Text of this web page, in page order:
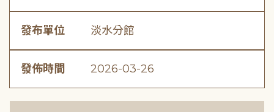
發布單位 淡水分館
發佈時間 2026-03-26